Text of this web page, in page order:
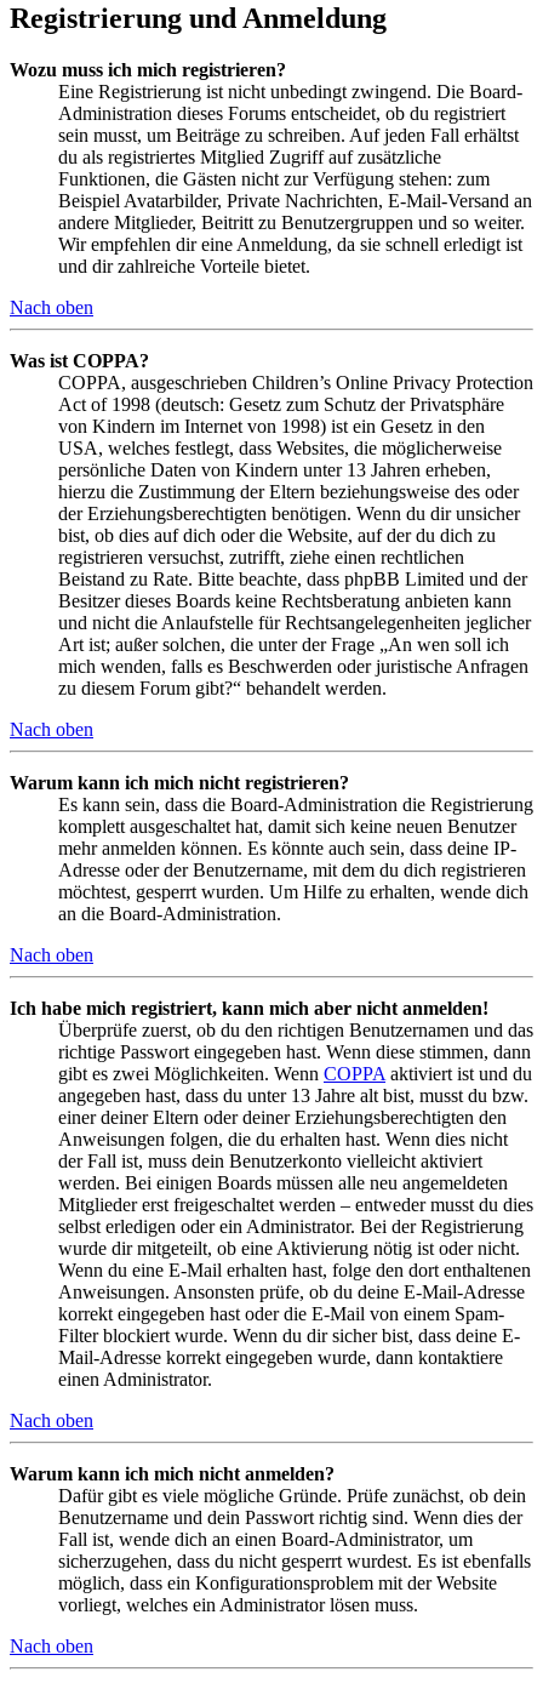
Registrierung und Anmeldung
Wozu muss ich mich registrieren?
Eine Registrierung ist nicht unbedingt zwingend. Die Board-
Administration dieses Forums entscheidet, ob du registriert
sein musst, um Beiträge zu schreiben. Auf jeden Fall erhältst
du als registriertes Mitglied Zugriff auf zusätzliche
Funktionen, die Gästen nicht zur Verfügung stehen: zum
Beispiel Avatarbilder, Private Nachrichten, E-Mail-Versand an
andere Mitglieder, Beitritt zu Benutzergruppen und so weiter.
Wir empfehlen dir eine Anmeldung, da sie schnell erledigt ist
und dir zahlreiche Vorteile bietet.
Nach oben
Was ist COPPA?
COPPA, ausgeschrieben Children’s Online Privacy Protection
Act of 1998 (deutsch: Gesetz zum Schutz der Privatsphäre
von Kindern im Internet von 1998) ist ein Gesetz in den
USA, welches festlegt, dass Websites, die möglicherweise
persönliche Daten von Kindern unter 13 Jahren erheben,
hierzu die Zustimmung der Eltern beziehungsweise des oder
der Erziehungsberechtigten benötigen. Wenn du dir unsicher
bist, ob dies auf dich oder die Website, auf der du dich zu
registrieren versuchst, zutrifft, ziehe einen rechtlichen
Beistand zu Rate. Bitte beachte, dass phpBB Limited und der
Besitzer dieses Boards keine Rechtsberatung anbieten kann
und nicht die Anlaufstelle für Rechtsangelegenheiten jeglicher
Art ist; außer solchen, die unter der Frage „An wen soll ich
mich wenden, falls es Beschwerden oder juristische Anfragen
zu diesem Forum gibt?“ behandelt werden.
Nach oben
Warum kann ich mich nicht registrieren?
Es kann sein, dass die Board-Administration die Registrierung
komplett ausgeschaltet hat, damit sich keine neuen Benutzer
mehr anmelden können. Es könnte auch sein, dass deine IP-
Adresse oder der Benutzername, mit dem du dich registrieren
möchtest, gesperrt wurden. Um Hilfe zu erhalten, wende dich
an die Board-Administration.
Nach oben
Ich habe mich registriert, kann mich aber nicht anmelden!
Überprüfe zuerst, ob du den richtigen Benutzernamen und das
richtige Passwort eingegeben hast. Wenn diese stimmen, dann
gibt es zwei Möglichkeiten. Wenn COPPA aktiviert ist und du
angegeben hast, dass du unter 13 Jahre alt bist, musst du bzw.
einer deiner Eltern oder deiner Erziehungsberechtigten den
Anweisungen folgen, die du erhalten hast. Wenn dies nicht
der Fall ist, muss dein Benutzerkonto vielleicht aktiviert
werden. Bei einigen Boards müssen alle neu angemeldeten
Mitglieder erst freigeschaltet werden – entweder musst du dies
selbst erledigen oder ein Administrator. Bei der Registrierung
wurde dir mitgeteilt, ob eine Aktivierung nötig ist oder nicht.
Wenn du eine E-Mail erhalten hast, folge den dort enthaltenen
Anweisungen. Ansonsten prüfe, ob du deine E-Mail-Adresse
korrekt eingegeben hast oder die E-Mail von einem Spam-
Filter blockiert wurde. Wenn du dir sicher bist, dass deine E-
Mail-Adresse korrekt eingegeben wurde, dann kontaktiere
einen Administrator.
Nach oben
Warum kann ich mich nicht anmelden?
Dafür gibt es viele mögliche Gründe. Prüfe zunächst, ob dein
Benutzername und dein Passwort richtig sind. Wenn dies der
Fall ist, wende dich an einen Board-Administrator, um
sicherzugehen, dass du nicht gesperrt wurdest. Es ist ebenfalls
möglich, dass ein Konfigurationsproblem mit der Website
vorliegt, welches ein Administrator lösen muss.
Nach oben